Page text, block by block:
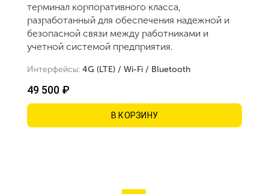
терминал корпоративного класса,
разработанный для обеспечения надежной и
безопасной связи между работниками и
учетной системой предприятия.
Интерфейсы: 4G (LTE) / Wi-Fi / Bluetooth
49 500 ₽
В КОРЗИНУ